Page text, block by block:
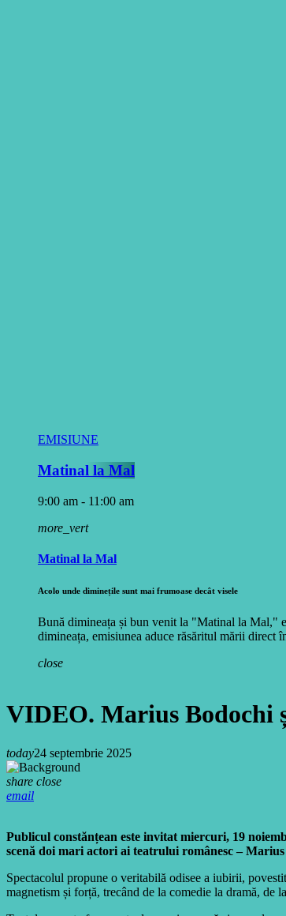
EMISIUNE
Matinal la Mal
9:00 am - 11:00 am
more_vert
Matinal la Mal
Acolo unde diminețile sunt mai frumoase decât visele
Bună dimineața și bun venit la "Matinal la Mal,"
dimineața, emisiunea aduce răsăritul mării direct
close
VIDEO. Marius Bodochi
today24 septembrie 2025
share close
email
Publicul constănțean este invitat miercuri, 19
scenă doi mari actori ai teatrului românesc –
Spectacolul propune o veritabilă odisee a iubirii,
magnetism și forță, trecând de la comedie la dramă, de